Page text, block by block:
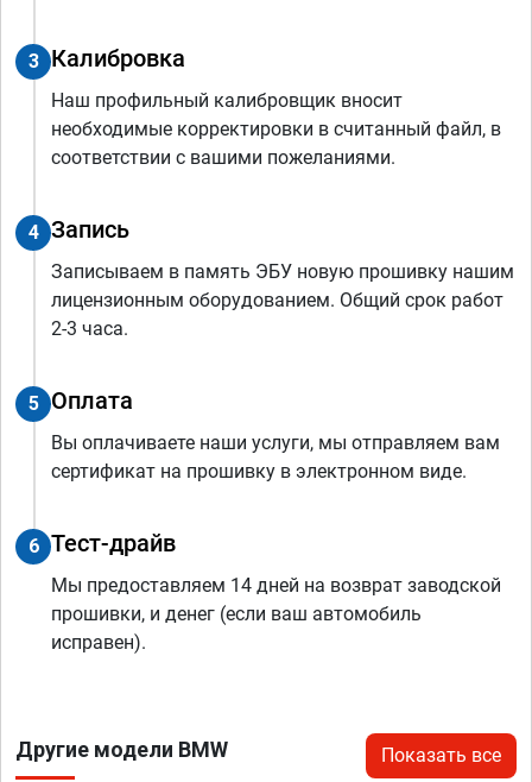
3 Калибровка
Наш профильный калибровщик вносит
необходимые корректировки в считанный файл, в
соответствии с вашими пожеланиями.
4 Запись
Записываем в память ЭБУ новую прошивку нашим
лицензионным оборудованием. Общий срок работ
2-3 часа.
5 Оплата
Вы оплачиваете наши услуги, мы отправляем вам
сертификат на прошивку в электронном виде.
6 Тест-драйв
Мы предоставляем 14 дней на возврат заводской
прошивки, и денег (если ваш автомобиль
исправен).
Другие модели BMW Показать все